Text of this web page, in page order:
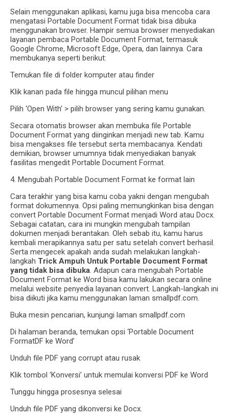
Selain menggunakan aplikasi, kamu juga bisa mencoba cara
mengatasi Portable Document Format tidak bisa dibuka
menggunakan browser. Hampir semua browser menyediakan
layanan pembaca Portable Document Format, termasuk
Google Chrome, Microsoft Edge, Opera, dan lainnya. Cara
membukanya seperti berikut:
Temukan file di folder komputer atau finder
Klik kanan pada file hingga muncul pilihan menu
Pilih ‘Open With’ > pilih browser yang sering kamu gunakan.
Secara otomatis browser akan membuka file Portable
Document Format yang diinginkan menjadi new tab. Kamu
bisa mengakses file tersebut serta membacanya. Kendati
demikian, browser umumnya tidak menyediakan banyak
fasilitas mengedit Portable Document Format.
4. Mengubah Portable Document Format ke format lain
Cara terakhir yang bisa kamu coba yakni dengan mengubah
format dokumennya. Opsi paling memungkinkan bisa dengan
convert Portable Document Format menjadi Word atau Docx.
Sebagai catatan, cara ini mungkin mengubah tampilan
dokumen menjadi berantakan. Oleh sebab itu, kamu harus
kembali merapikannya satu per satu setelah convert berhasil.
Serta mengecek apakah anda sudah melakukan langkah-
langkah Trick Ampuh Untuk Portable Document Format
yang tidak bisa dibuka. Adapun cara mengubah Portable
Document Format ke Word bisa kamu lakukan secara online
melalui website penyedia layanan convert. Langkah-langkah ini
bisa diikuti jika kamu menggunakan laman smallpdf.com.
Buka mesin pencarian, kunjungi laman smallpdf.com
Di halaman beranda, temukan opsi ‘Portable Document
FormatDF ke Word’
Unduh file PDF yang corrupt atau rusak
Klik tombol ‘Konversi’ untuk memulai konversi PDF ke Word
Tunggu hingga prosesnya selesai
Unduh file PDF yang dikonversi ke Docx.